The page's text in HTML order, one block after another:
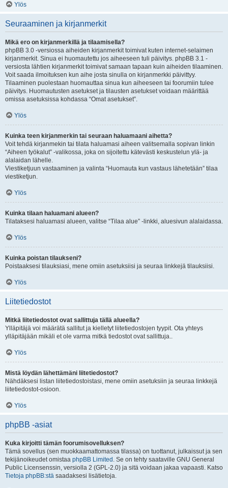
Ylös
Seuraaminen ja kirjanmerkit
Mikä ero on kirjanmerkillä ja tilaamisella?
phpBB 3.0 -versiossa aiheiden kirjanmerkit toimivat kuten internet-selaimen
kirjanmerkit. Sinua ei huomautettu jos aiheeseen tuli päivitys. phpBB 3.1 -
versiosta lähtien kirjanmerkit toimivat samaan tapaan kuin aiheiden tilaaminen.
Voit saada ilmoituksen kun aihe josta sinulla on kirjanmerkki päivittyy.
Tilaaminen puolestaan huomauttaa sinua kun aiheeseen tai foorumiin tulee
päivitys. Huomautusten asetukset ja tilausten asetukset voidaan määrittää
omissa asetuksissa kohdassa “Omat asetukset”.
Ylös
Kuinka teen kirjanmerkin tai seuraan haluamaani aihetta?
Voit tehdä kirjanmekin tai tilata haluamasi aiheen valitsemalla sopivan linkin
“Aiheen työkalut” -valikossa, joka on sijoitettu kätevästi keskustelun ylä- ja
alalaidan lähelle.
Viestiketjuun vastaaminen ja valinta “Huomauta kun vastaus lähetetään” tilaa
viestiketjun.
Ylös
Kuinka tilaan haluamani alueen?
Tilataksesi haluamasi alueen, valitse “Tilaa alue” -linkki, aluesivun alalaidassa.
Ylös
Kuinka poistan tilaukseni?
Poistaaksesi tilauksiasi, mene omiin asetuksiisi ja seuraa linkkejä tilauksiisi.
Ylös
Liitetiedostot
Mitkä liitetiedostot ovat sallittuja tällä alueella?
Ylläpitäjä voi määrätä sallitut ja kielletyt liitetiedostojen tyypit. Ota yhteys
ylläpitäjään mikäli et ole varma mitkä tiedostot ovat sallittuja..
Ylös
Mistä löydän lähettämäni liitetiedostot?
Nähdäksesi listan liitetiedostoistasi, mene omiin asetuksiin ja seuraa linkkejä
liitetiedostot-osioon.
Ylös
phpBB -asiat
Kuka kirjoitti tämän foorumisovelluksen?
Tämä sovellus (sen muokkaamattomassa tilassa) on tuottanut, julkaissut ja sen
tekijänoikeudet omistaa phpBB Limited . Se on tehty saataville GNU General
Public Licensenssin, versiolla 2 (GPL-2.0) ja sitä voidaan jakaa vapaasti. Katso
Tietoja phpBB:stä saadaksesi lisätietoja.